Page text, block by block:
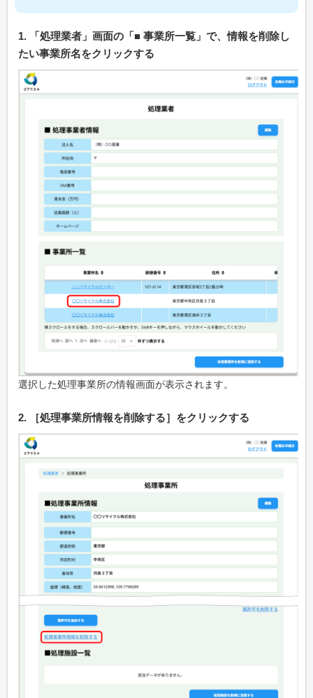
1. 「処理業者」画面の「■ 事業所一覧」で、情報を削除し
たい事業所名をクリックする
選択した処理事業所の情報画面が表示されます。
2. ［処理事業所情報を削除する］をクリックする